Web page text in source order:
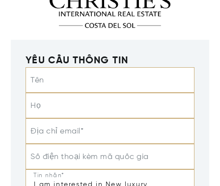
YÊU CẦU THÔNG TIN
Tên
Họ
Địa chỉ email*
Số điện thoại kèm mã quốc gia
Tin nhắn*